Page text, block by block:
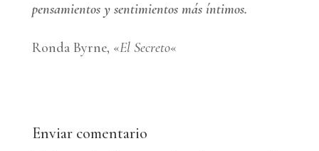
pensamientos y sentimientos más íntimos.
Ronda Byrne, «El Secreto«
Enviar comentario